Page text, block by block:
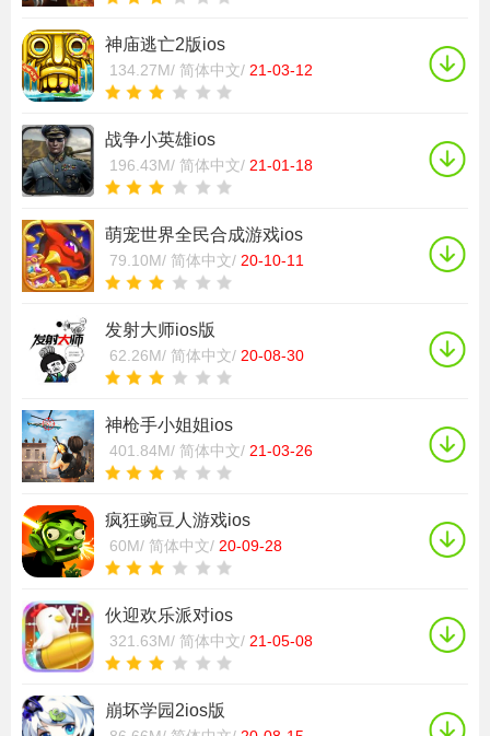
神庙逃亡2版ios
134.27M/ 简体中文/ 21-03-12
战争小英雄ios
196.43M/ 简体中文/ 21-01-18
萌宠世界全民合成游戏ios
79.10M/ 简体中文/ 20-10-11
发射大师ios版
62.26M/ 简体中文/ 20-08-30
神枪手小姐姐ios
401.84M/ 简体中文/ 21-03-26
疯狂豌豆人游戏ios
60M/ 简体中文/ 20-09-28
伙迎欢乐派对ios
321.63M/ 简体中文/ 21-05-08
崩坏学园2ios版